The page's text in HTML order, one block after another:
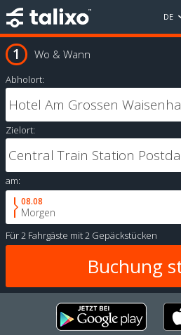
DE
Wo & Wann
Abholort:
Zielort:
am:
08.08
Morgen
Für2 Fahrgäste mit2 Gepäckstücken